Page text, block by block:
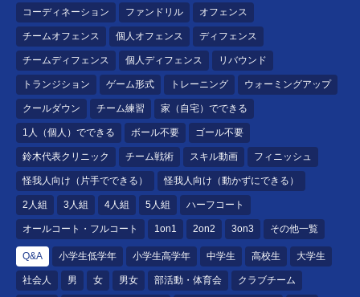
コーディネーション ファンドリル オフェンス
チームオフェンス 個人オフェンス ディフェンス
チームディフェンス 個人ディフェンス リバウンド
トランジション ゲーム形式 トレーニング ウォーミングアップ
クールダウン チーム練習 家（自宅）でできる
1人（個人）でできる ボール不要 ゴール不要
鈴木代表クリニック チーム戦術 スキル動画 フィニッシュ
怪我人向け（片手でできる） 怪我人向け（動かずにできる）
2人組 3人組 4人組 5人組 ハーフコート
オールコート・フルコート 1on1 2on2 3on3 その他一覧
Q&A 小学生低学年 小学生高学年 中学生 高校生 大学生
社会人 男 女 男女 部活動・体育会 クラブチーム